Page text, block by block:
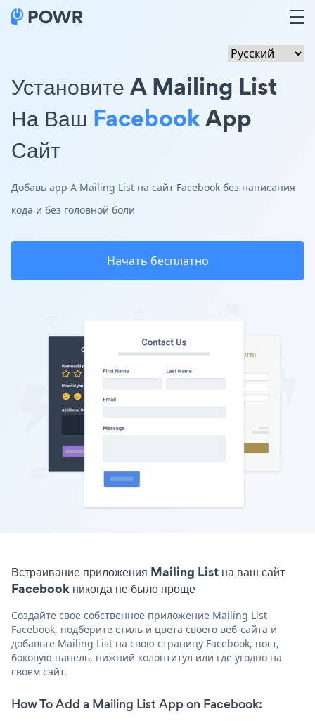
Установите A Mailing List
На Ваш FacebookApp
Сайт
Добавь app A Mailing List на сайт Facebook без написания
кода и без головной боли
Начать бесплатно
Встраивание приложения Mailing List на ваш сайт
Facebook никогда не было проще
Создайте свое собственное приложение Mailing List
Facebook, подберите стиль и цвета своего веб-сайта и
добавьте Mailing List на свою страницу Facebook, пост,
боковую панель, нижний колонтитул или где угодно на
своем сайт.
How To Add a Mailing List App on Facebook: